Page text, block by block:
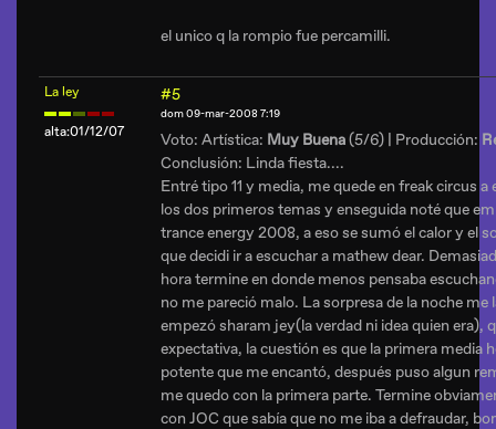
el unico q la rompio fue percamilli.
La ley
alta:01/12/07
#5
dom 09-mar-2008 7:19
Voto: Artística: Muy Buena(5/6) | Producción:
Conclusión: Linda fiesta....
Entré tipo 11 y media, me quede en freak circus a
los dos primeros temas y enseguida noté que
trance energy 2008, a eso se sumó el calor y el
que decidi ir a escuchar a mathew dear.
hora termine en donde menos pensaba
no me pareció malo. La sorpresa de la noche me
empezó sharam jey(la verdad ni idea quien era),
expectativa, la cuestión es que la primera media
potente que me encantó, después puso algun
me quedo con la primera parte. Termine
con JOC que sabía que no me iba a defraudar,